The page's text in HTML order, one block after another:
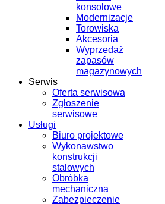
konsolowe
Modernizacje
Torowiska
Akcesoria
Wyprzedaż
zapasów
magazynowych
Serwis
Oferta serwisowa
Zgłoszenie
serwisowe
Usługi
Biuro projektowe
Wykonawstwo
konstrukcji
stalowych
Obróbka
mechaniczna
Zabezpieczenie